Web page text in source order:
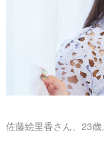
佐藤絵里香さん、23歳。